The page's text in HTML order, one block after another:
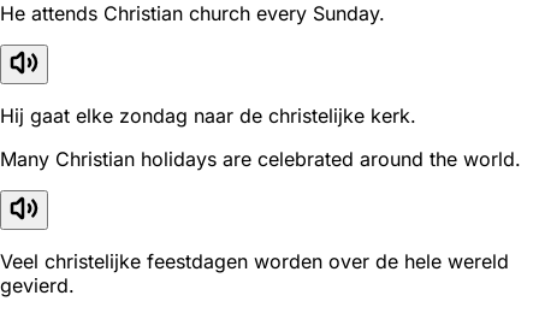
He attends Christian church every Sunday.
Hij gaat elke zondag naar de christelijke kerk.
Many Christian holidays are celebrated around the world.
Veel christelijke feestdagen worden over de hele wereld
gevierd.